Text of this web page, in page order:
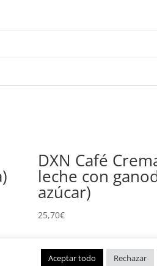
DXN Café
leche con
azúcar)
25,70€
Aceptar todo Rechazar